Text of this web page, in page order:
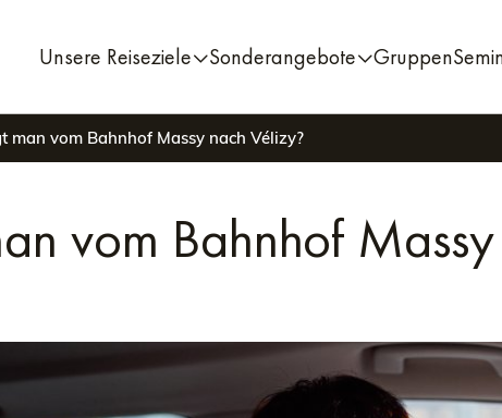
Unsere Reiseziele Sonderangebote Gruppen
man vom Bahnhof Massy nach Vélizy?
vom Bahnhof